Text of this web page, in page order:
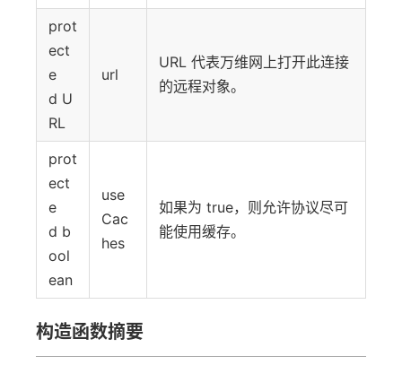
prot
ect
e
d U
RL
url
URL 代表万维网上打开此连接
的远程对象。
prot
ect
e
d b
ool
ean
use
Cac
hes
如果为 true，则允许协议尽可
能使用缓存。
构造函数摘要